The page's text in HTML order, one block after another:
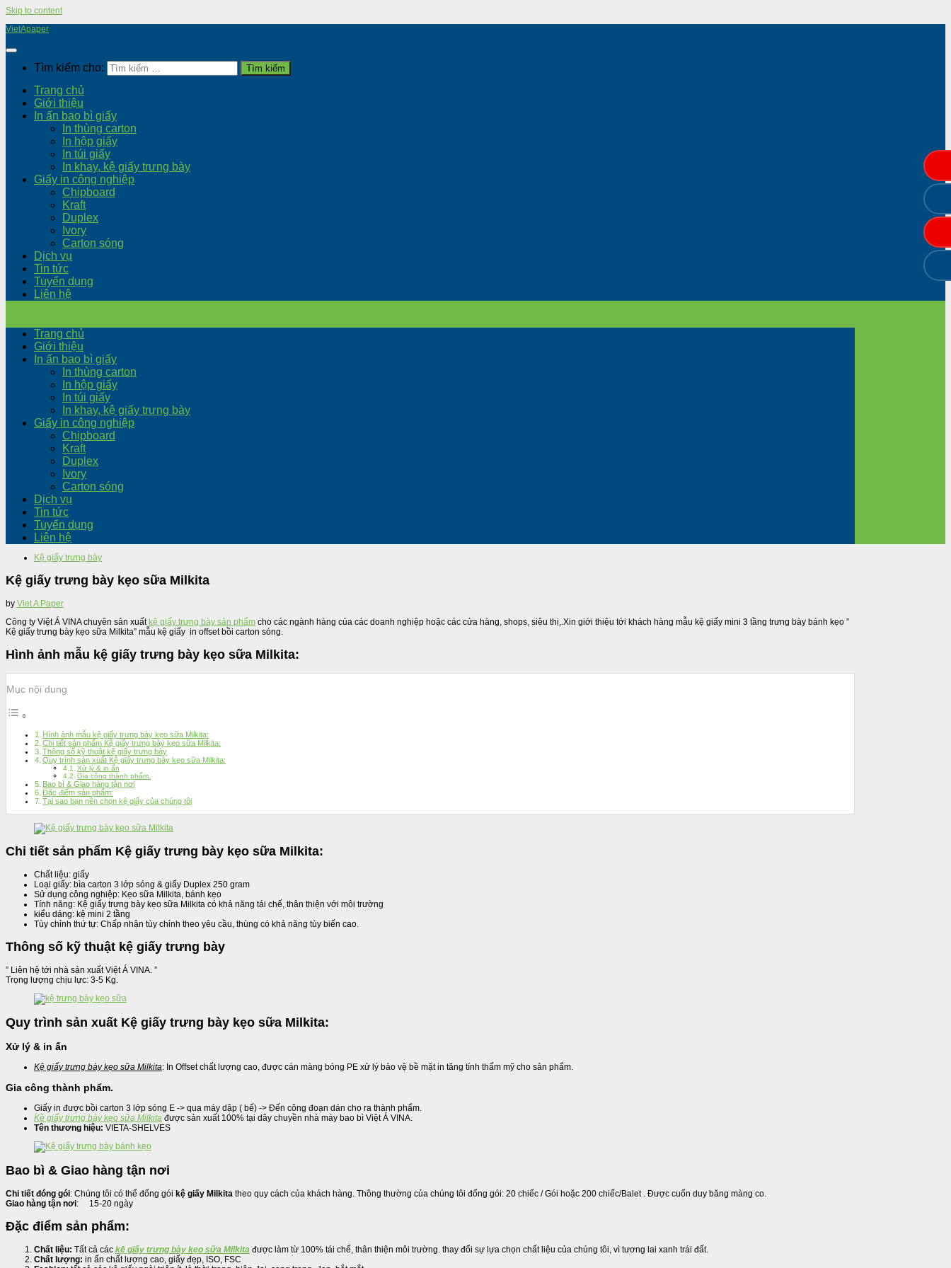
Skip to content
VietApaper
Tìm kiếm cho:
Trang chủ
Giới thiệu
In ấn bao bì giấy
In thùng carton
In hộp giấy
In túi giấy
In khay, kệ giấy trưng bày
Giấy in công nghiệp
Chipboard
Kraft
Duplex
Ivory
Carton sóng
Dịch vụ
Tin tức
Tuyển dụng
Liên hệ
Trang chủ
Giới thiệu
In ấn bao bì giấy
In thùng carton
In hộp giấy
In túi giấy
In khay, kệ giấy trưng bày
Giấy in công nghiệp
Chipboard
Kraft
Duplex
Ivory
Carton sóng
Dịch vụ
Tin tức
Tuyển dụng
Liên hệ
Kệ giấy trưng bày
Kệ giấy trưng bày kẹo sữa Milkita
by Viet A Paper
Công ty Việt Á VINA chuyên sản xuấtkệ giấy trưng bày sản phẩm cho các ngành hàng của các doanh nghiệp hoặc các cửa hàng, shops, siêu thị,.Xin giới thiệu tới khách hàng mẫu kệ giấy mini 3 tầng trưng bày bánh kẹo ”
Kệ giấy trưng bày kẹo sữa Milkita” mẫu kệ giấy in offset bồi carton sóng.
Hình ảnh mẫu kệ giấy trưng bày kẹo sữa Milkita:
Mục nội dung
Hình ảnh mẫu kệ giấy trưng bày kẹo sữa Milkita:
Chi tiết sản phẩm Kệ giấy trưng bày kẹo sữa Milkita:
Thông số kỹ thuật kệ giấy trưng bày
Quy trình sản xuất Kệ giấy trưng bày kẹo sữa Milkita:
Xử lý & in ấn
Gia công thành phẩm.
Bao bì & Giao hàng tận nơi
Đặc điểm sản phẩm:
Tại sao bạn nên chọn kệ giấy của chúng tôi
Chi tiết sản phẩm Kệ giấy trưng bày kẹo sữa Milkita:
Chất liệu: giấy
Loại giấy: bìa carton 3 lớp sóng & giấy Duplex 250 gram
Sử dụng công nghiệp: Kẹo sữa Milkita, bánh kẹo
Tính năng: Kệ giấy trưng bày kẹo sữa Milkita có khả năng tái chế, thân thiện với môi trường
kiểu dáng: kệ mini 2 tầng
Tùy chỉnh thứ tự: Chấp nhận tùy chỉnh theo yêu cầu, thùng có khả năng tùy biến cao.
Thông số kỹ thuật kệ giấy trưng bày
” Liên hệ tới nhà sản xuất Việt Á VINA. ”
Trọng lượng chịu lực: 3-5 Kg.
Quy trình sản xuất Kệ giấy trưng bày kẹo sữa Milkita:
Xử lý & in ấn
Kệ giấy trưng bày kẹo sữa Milkita: In Offset chất lượng cao, được cán màng bóng PE xử lý bảo vệ bề mặt in tăng tính thẩm mỹ cho sản phẩm.
Gia công thành phẩm.
Giấy in được bồi carton 3 lớp sóng E -> qua máy dập ( bế) -> Đến công đoạn dán cho ra thành phẩm.
Kệ giấy trưng bày kẹo sữa Milkita được sản xuất 100% tại dây chuyền nhà máy bao bì Việt Á VINA.
Tên thương hiệu: VIETA-SHELVES
Bao bì & Giao hàng tận nơi
Chi tiết đóng gói: Chúng tôi có thể đống gói kệ giấy Milkita theo quy cách của khách hàng. Thông thường của chúng tôi đống gói: 20 chiếc / Gói hoặc 200 chiếc/Balet . Được cuốn duy băng màng co.
Giao hàng tận nơi: 15-20 ngày
Đặc điểm sản phẩm:
Chất liệu: Tất cả các kệ giấy trưng bày kẹo sữa Milkita được làm từ 100% tái chế, thân thiện môi trường. thay đổi sự lựa chọn chất liệu của chúng tôi, vì tương lai xanh trái đất.
Chất lượng: in ấn chất lượng cao, giấy đẹp, ISO, FSC